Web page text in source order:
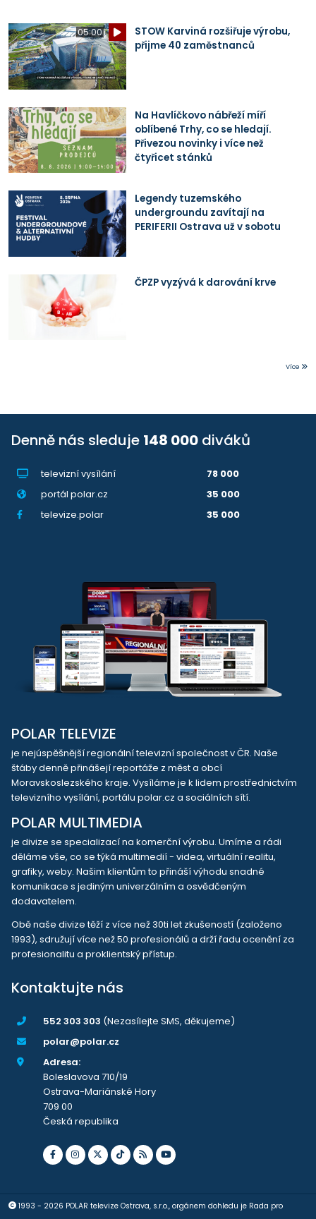
05:00
STOW Karviná rozšiřuje výrobu,
přijme 40 zaměstnanců
Na Havlíčkovo nábřeží míří
oblíbené Trhy, co se hledají.
Přivezou novinky i více než
čtyřicet stánků
Legendy tuzemského
undergroundu zavítají na
PERIFERII Ostrava už v sobotu
ČPZP vyzývá k darování krve
Více
Denně nás sleduje 148 000 diváků
televizní vysílání
78 000
portál polar.cz
35 000
televize.polar
35 000
POLAR TELEVIZE
je nejúspěšnější regionální televizní společnost v ČR. Naše
štáby denně přinášejí reportáže z měst a obcí
Moravskoslezského kraje. Vysíláme je k lidem prostřednictvím
televizního vysílání, portálu polar.cz a sociálních sítí.
POLAR MULTIMEDIA
je divize se specializací na komerční výrobu. Umíme a rádi
děláme vše, co se týká multimedií - videa, virtuální realitu,
grafiky, weby. Našim klientům to přináší výhodu snadné
komunikace s jediným univerzálním a osvědčeným
dodavatelem.
Obě naše divize těží z více než 30ti let zkušeností (založeno
1993), sdružují více než 50 profesionálů a drží řadu ocenění za
profesionalitu a proklientský přístup.
Kontaktujte nás
552 303 303 (Nezasílejte SMS, děkujeme)
polar@polar.cz
Adresa:
Boleslavova 710/19
Ostrava-Mariánské Hory
709 00
Česká republika
1993 - 2026 POLAR televize Ostrava, s.r.o., orgánem dohledu je Rada pro